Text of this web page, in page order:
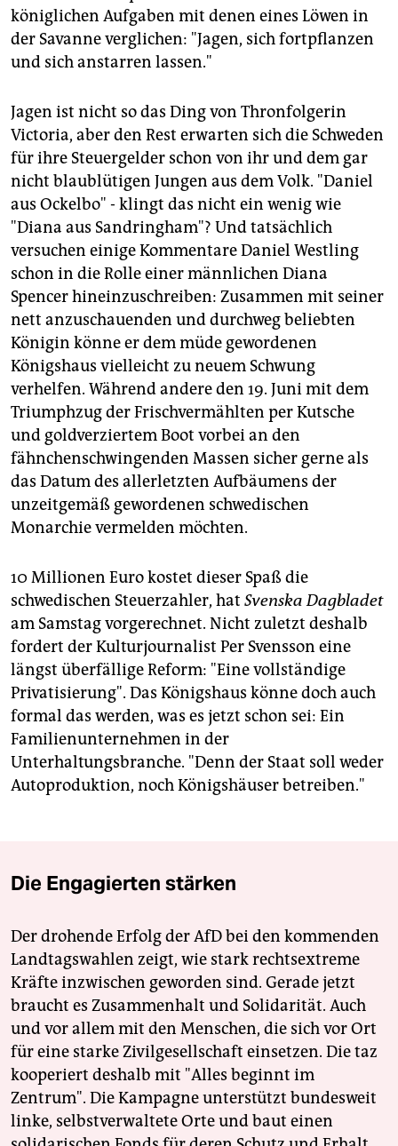
königlichen Aufgaben mit denen eines Löwen in
der Savanne verglichen: "Jagen, sich fortpflanzen
und sich anstarren lassen."
Jagen ist nicht so das Ding von Thronfolgerin
Victoria, aber den Rest erwarten sich die Schweden
für ihre Steuergelder schon von ihr und dem gar
nicht blaublütigen Jungen aus dem Volk. "Daniel
aus Ockelbo" - klingt das nicht ein wenig wie
"Diana aus Sandringham"? Und tatsächlich
versuchen einige Kommentare Daniel Westling
schon in die Rolle einer männlichen Diana
Spencer hineinzuschreiben: Zusammen mit seiner
nett anzuschauenden und durchweg beliebten
Königin könne er dem müde gewordenen
Königshaus vielleicht zu neuem Schwung
verhelfen. Während andere den 19. Juni mit dem
Triumphzug der Frischvermählten per Kutsche
und goldverziertem Boot vorbei an den
fähnchenschwingenden Massen sicher gerne als
das Datum des allerletzten Aufbäumens der
unzeitgemäß gewordenen schwedischen
Monarchie vermelden möchten.
10 Millionen Euro kostet dieser Spaß die
schwedischen Steuerzahler, hat Svenska Dagbladet
am Samstag vorgerechnet. Nicht zuletzt deshalb
fordert der Kulturjournalist Per Svensson eine
längst überfällige Reform: "Eine vollständige
Privatisierung". Das Königshaus könne doch auch
formal das werden, was es jetzt schon sei: Ein
Familienunternehmen in der
Unterhaltungsbranche. "Denn der Staat soll weder
Autoproduktion, noch Königshäuser betreiben."
Die Engagierten stärken
Der drohende Erfolg der AfD bei den kommenden
Landtagswahlen zeigt, wie stark rechtsextreme
Kräfte inzwischen geworden sind. Gerade jetzt
braucht es Zusammenhalt und Solidarität. Auch
und vor allem mit den Menschen, die sich vor Ort
für eine starke Zivilgesellschaft einsetzen. Die taz
kooperiert deshalb mit "Alles beginnt im
Zentrum". Die Kampagne unterstützt bundesweit
linke, selbstverwaltete Orte und baut einen